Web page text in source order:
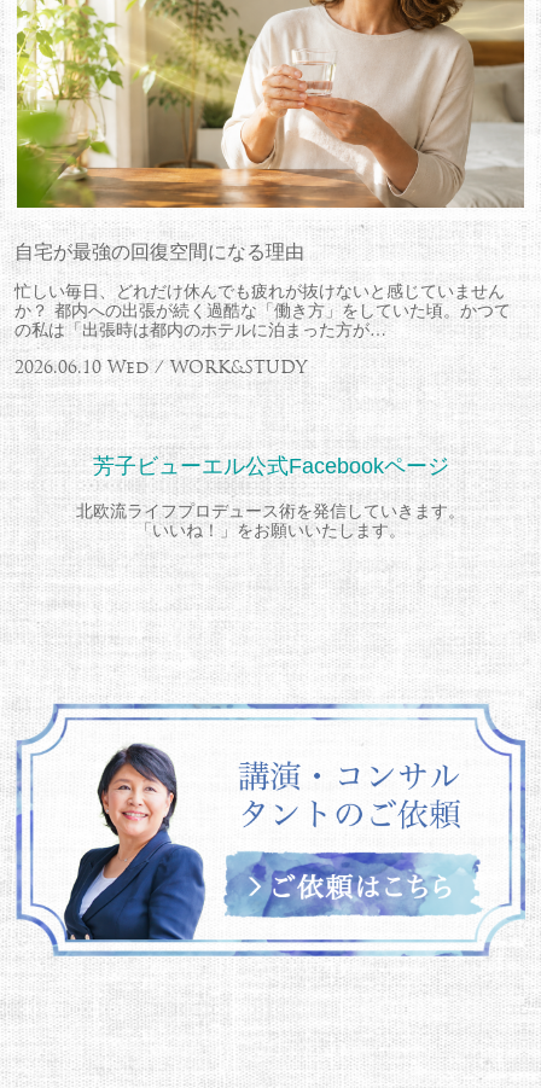
自宅が最強の回復空間になる理由
忙しい毎日、どれだけ休んでも疲れが抜けないと感じていません
か？ 都内への出張が続く過酷な「働き方」をしていた頃。かつて
の私は「出張時は都内のホテルに泊まった方が…
2026.06.10 Wed / WORK&STUDY
芳子ビューエル公式Facebookページ
北欧流ライフプロデュース術を発信していきます。
「いいね！」をお願いいたします。